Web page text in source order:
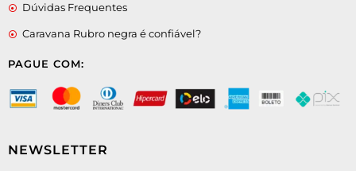
Dúvidas Frequentes
Caravana Rubro negra é confiável?
PAGUE COM:
NEWSLETTER